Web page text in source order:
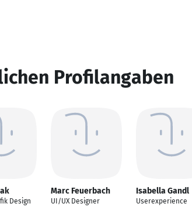
Profilangaben
Design
Marc Feuerbach
UI/UX Designer
Isabella Gandl
Userexperience